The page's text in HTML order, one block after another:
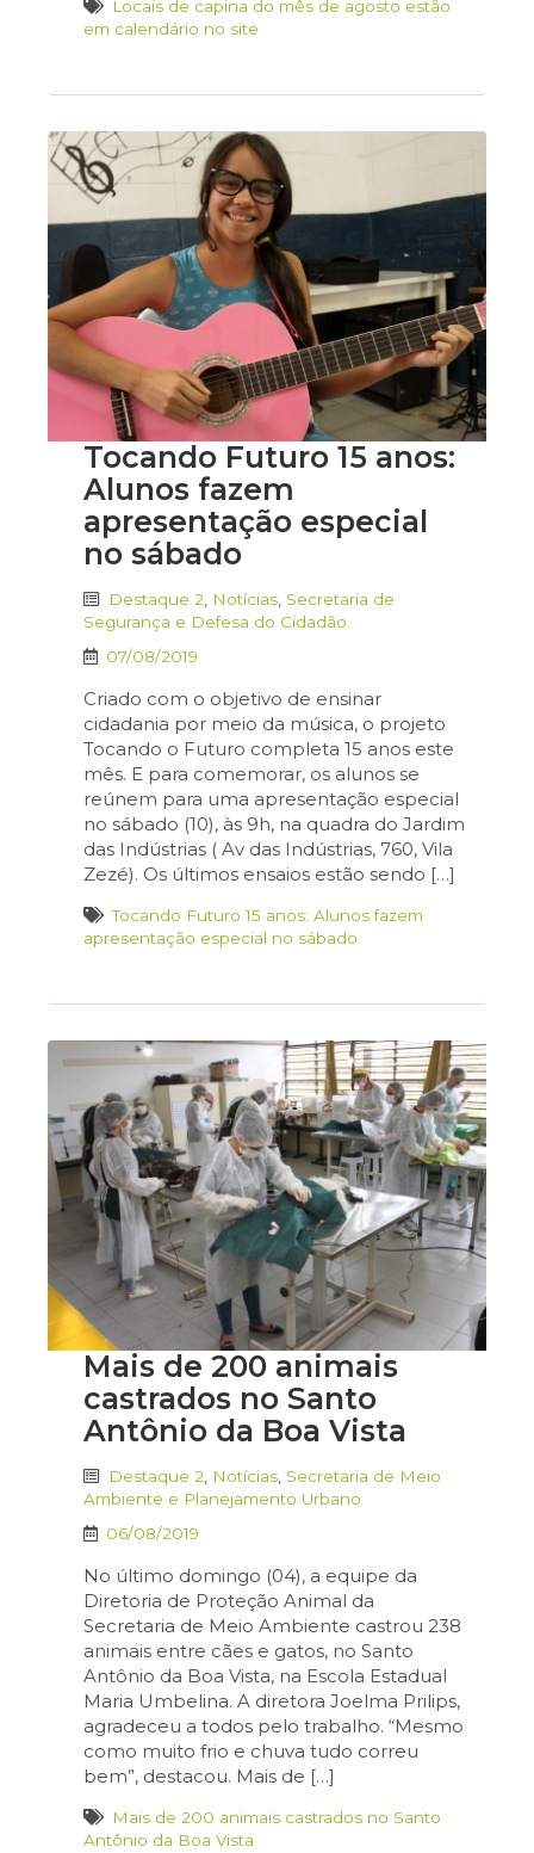
Locais de capina do mês de agosto estão
em calendário no site
Tocando Futuro 15 anos:
Alunos fazem
apresentação especial
no sábado
Destaque 2 Notícias Secretaria de
Segurança e Defesa do Cidadão
07/08/2019
Criado com o objetivo de ensinar
cidadania por meio da música, o projeto
Tocando o Futuro completa 15 anos este
mês. E para comemorar, os alunos se
reúnem para uma apresentação especial
no sábado (10), às 9h, na quadra do Jardim
das Indústrias ( Av das Indústrias, 760, Vila
Zezé). Os últimos ensaios estão sendo […]
Tocando Futuro 15 anos: Alunos fazem
apresentação especial no sábado
Mais de 200 animais
castrados no Santo
Antônio da Boa Vista
Destaque 2 Notícias Secretaria de Meio
Ambiente e Planejamento Urbano
06/08/2019
No último domingo (04), a equipe da
Diretoria de Proteção Animal da
Secretaria de Meio Ambiente castrou 238
animais entre cães e gatos, no Santo
Antônio da Boa Vista, na Escola Estadual
Maria Umbelina. A diretora Joelma Prilips,
agradeceu a todos pelo trabalho. “Mesmo
como muito frio e chuva tudo correu
bem”, destacou. Mais de […]
Mais de 200 animais castrados no Santo
Antônio da Boa Vista